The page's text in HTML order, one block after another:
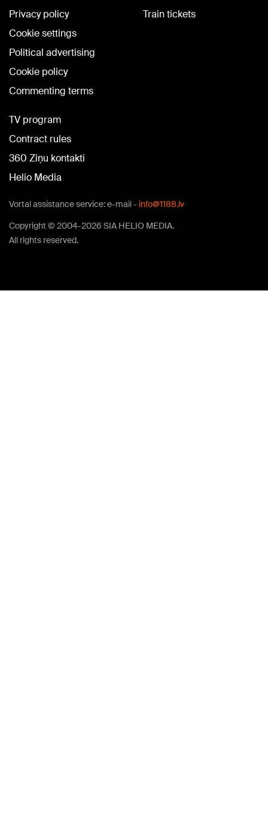
Privacy policy
Cookie settings
Political advertising
Cookie policy
Commenting terms
Train tickets
TV program
Contract rules
360 Ziņu kontakti
Helio Media
Vortal assistance service: e-mail - info@1188.lv
Copyright © 2004-2026 SIA HELIO MEDIA.
All rights reserved.